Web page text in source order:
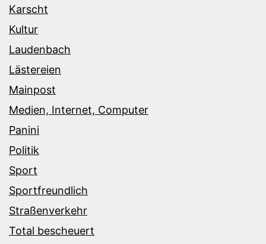
Karscht
Kultur
Laudenbach
Lästereien
Mainpost
Medien, Internet, Computer
Panini
Politik
Sport
Sportfreundlich
Straßenverkehr
Total bescheuert